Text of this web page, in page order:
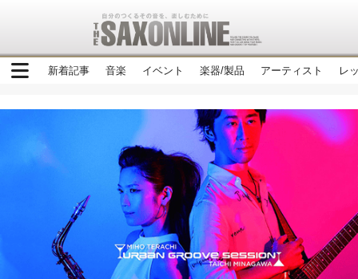
新着記事 音楽 イベント 楽器/製品 アーティスト レ